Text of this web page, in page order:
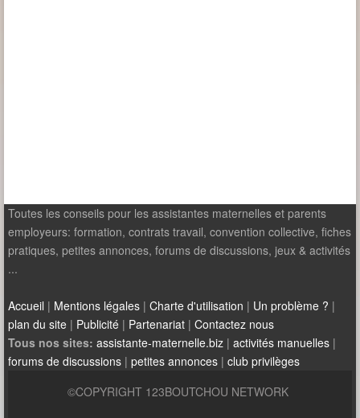
Toutes les conseils pour les assistantes maternelles et parents
employeurs: formation, contrats travail, convention collective, fiches
pratiques, petites annonces, forums de discussions, jeux & activités
...
Accueil | Mentions légales | Charte d'utilisation | Un problème ? |
plan du site | Publicité | Partenariat | Contactez nous
Tous nos sites: assistante-maternelle.biz | activités manuelles |
forums de discussions | petites annonces | club privilèges
©COPYRIGHT 123BOUTCHOU NETWORK